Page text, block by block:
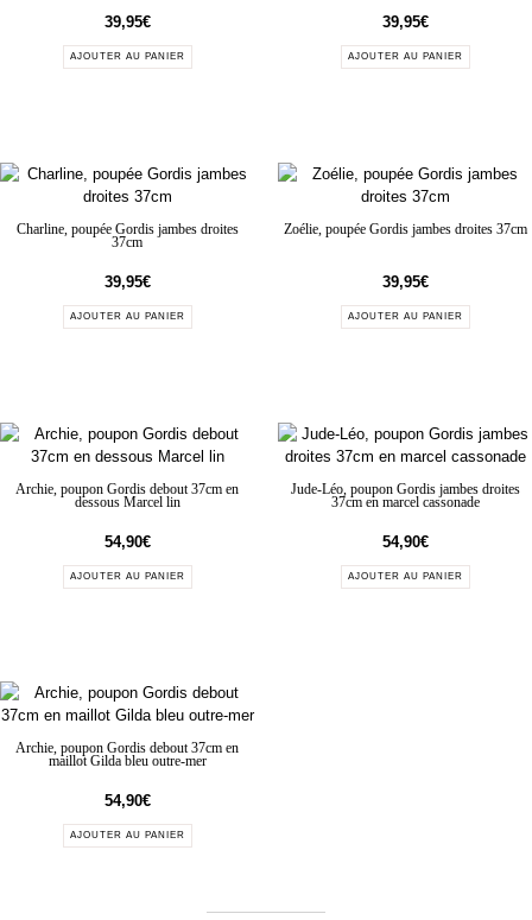
39,95€
AJOUTER AU PANIER
39,95€
AJOUTER AU PANIER
Charline, poupée Gordis jambes droites
37cm
39,95€
AJOUTER AU PANIER
Zoélie, poupée Gordis jambes droites 37cm
39,95€
AJOUTER AU PANIER
Archie, poupon Gordis debout 37cm en
dessous Marcel lin
54,90€
AJOUTER AU PANIER
Jude-Léo, poupon Gordis jambes droites
37cm en marcel cassonade
54,90€
AJOUTER AU PANIER
Archie, poupon Gordis debout 37cm en
maillot Gilda bleu outre-mer
54,90€
AJOUTER AU PANIER